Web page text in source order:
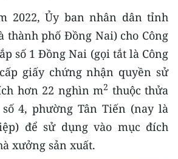
2022, Ủy ban nhân dân tỉnh
thành phố Đồng Nai) cho Công
số 1 Đồng Nai (gọi tắt là Công
giấy chứng nhận quyền sử
hơn 22 nghìn m2 thuộc thửa
4, phường Tân Tiến (nay là
để sử dụng vào mục đích
xưởng sản xuất.